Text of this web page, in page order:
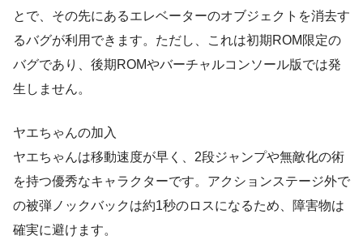
とで、その先にあるエレベーターのオブジェクトを消去す
るバグが利用できます。ただし、これは初期ROM限定の
バグであり、後期ROMやバーチャルコンソール版では発
生しません。
ヤエちゃんの加入
ヤエちゃんは移動速度が早く、2段ジャンプや無敵化の術
を持つ優秀なキャラクターです。アクションステージ外で
の被弾ノックバックは約1秒のロスになるため、障害物は
確実に避けます。